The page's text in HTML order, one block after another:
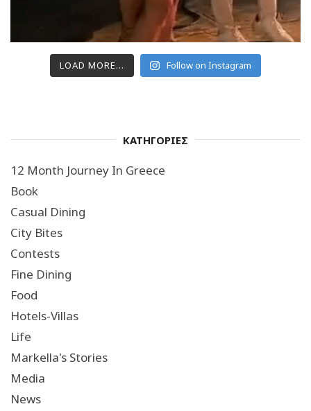
LOAD MORE... Follow on Instagram
ΚΑΤΗΓΟΡΙΕΣ
12 Month Journey In Greece
Book
Casual Dining
City Bites
Contests
Fine Dining
Food
Hotels-Villas
Life
Markella's Stories
Media
News